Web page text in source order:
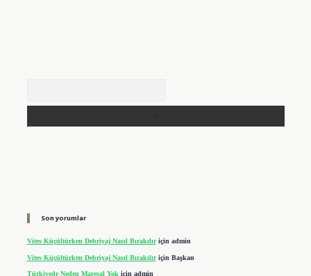
Son yorumlar
Vites Küçültürken Debriyaj Nasıl Bırakılıriçin admin
Vites Küçültürken Debriyaj Nasıl Bırakılıriçin Başkan
Türkiyede Neden Mareşal Yokiçin admin